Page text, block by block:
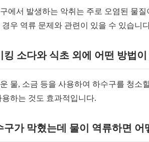
에서 발생하는 악취는 주로 오염된 물
경우 역류 문제와 관련이 있을 수 있습니
킹 소다와 식초 외에 어떤 방법이
물, 소금 등을 사용하여 하수구를 청소
용하는 것도 효과적입니다.
구가 막혔는데 물이 역류하면 어